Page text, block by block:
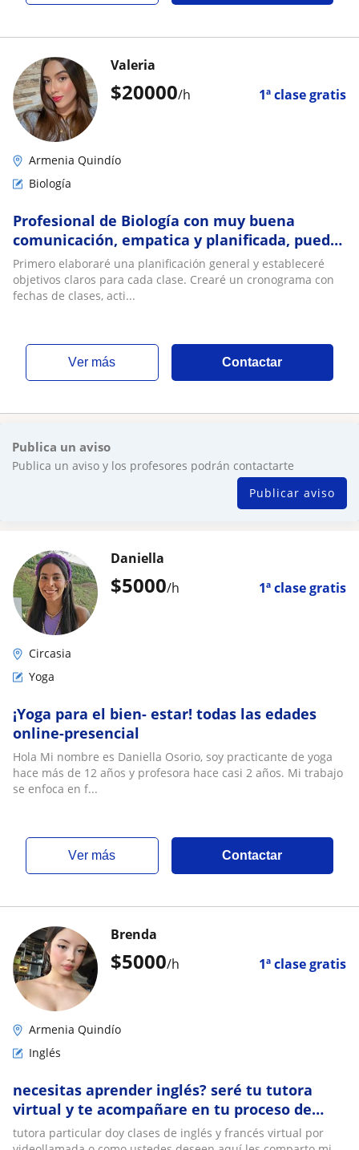
$20000/h 1ª clase gratis
Valeria
Armenia Quindío
Biología
Profesional de Biología con muy buena
comunicación, empatica y planificada, puedo
dar clases a cualquier tipo de público
Primero elaboraré una planificación general y estableceré
objetivos claros para cada clase. Crearé un cronograma con
fechas de clases, acti...
ver más Contactar
Publica un aviso
Publica un aviso y los profesores podrán contactarte
Publicar aviso
$5000/h 1ª clase gratis
Daniella
Circasia
Yoga
¡Yoga para el bien- estar! todas las edades
online-presencial
Hola Mi nombre es Daniella Osorio, soy practicante de yoga
hace más de 12 años y profesora hace casi 2 años. Mi trabajo
se enfoca en f...
ver más Contactar
$5000/h 1ª clase gratis
Brenda
Armenia Quindío
Inglés
necesitas aprender inglés? seré tu tutora
virtual y te acompañare en tu proceso de
aprendizaje
tutora particular doy clases de inglés y francés virtual por